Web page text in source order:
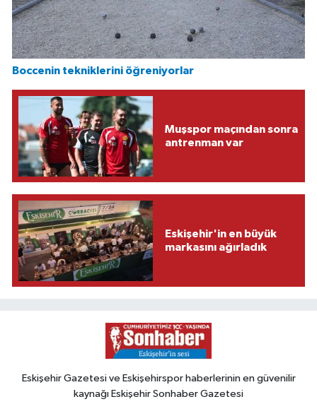
Boccenin tekniklerini öğreniyorlar
Muşspor maçından sonra
antrenman var
Eskişehir'in en büyük
markasını ağırladık
Eskişehir Gazetesi ve Eskişehirspor haberlerinin en güvenilir
kaynağı Eskişehir Sonhaber Gazetesi